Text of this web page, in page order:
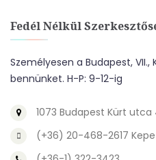
Fedél Nélkül
Személyesen a Budapest,
bennünket. H-P: 9-12-ig
1073 Budapest Kürt utca
(+36) 20-468-2617